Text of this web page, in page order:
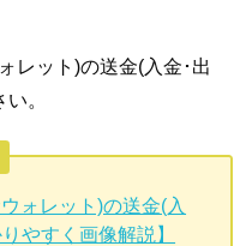
レット)の送金(入金･出
。
ォレット)の送金(入
やすく画像解説】